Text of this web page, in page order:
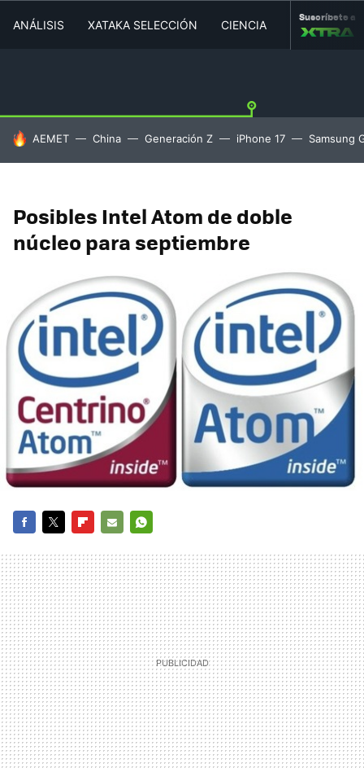
ANÁLISIS XATAKA SELECCIÓN CIENCIA MOVILIDAD
Suscríbete a
HOY SE HABLA DE
AEMET China Generación Z iPhone 17 Samsung
Posibles Intel Atom de doble
núcleo para septiembre
MAIL